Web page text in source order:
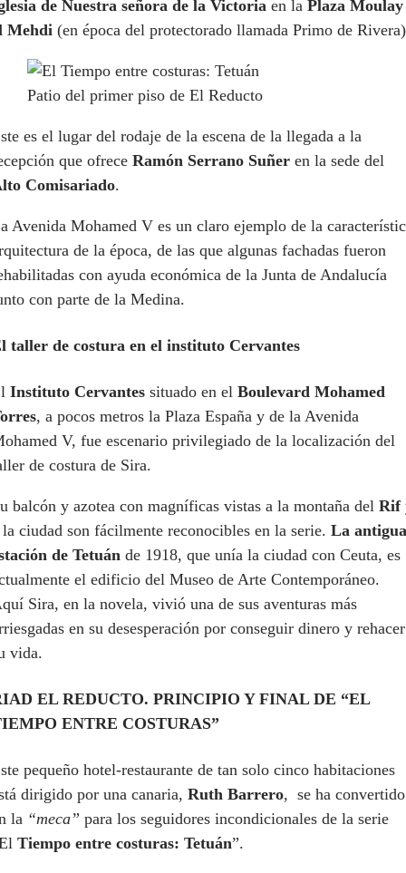
de Nuestra señora de la Victoria en la Plaza Moulay
Mehdi (en época del protectorado llamada Primo de
Patio del primer piso de El Reducto
es el lugar del rodaje de la escena de la llegada a la
que ofrece Ramón Serrano Suñer en la sede del
Comisariado.
Avenida Mohamed V es un claro ejemplo de la
de la época, de las que algunas fachadas fueron
con ayuda económica de la Junta de Andalucía
con parte de la Medina.
taller de costura en el instituto Cervantes
Instituto Cervantes situado en el Boulevard Mohamed
, a pocos metros la Plaza España y de la Avenida
V, fue escenario privilegiado de la localización del
de costura de Sira.
balcón y azotea con magníficas vistas a la montaña del Rif
la ciudad son fácilmente reconocibles en la serie. La antigua
de Tetuán de 1918, que unía la ciudad con Ceuta, es
el edificio del Museo de Arte Contemporáneo.
Sira, en la novela, vivió una de sus aventuras más
en su desesperación por conseguir dinero y rehacer
vida.
EL REDUCTO. PRINCIPIO Y FINAL DE “EL
ENTRE COSTURAS”
pequeño hotel-restaurante de tan solo cinco habitaciones
dirigido por una canaria, Ruth Barrero, se ha convertido
la “meca” para los seguidores incondicionales de la serie
Tiempo entre costuras: Tetuán”.